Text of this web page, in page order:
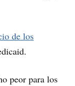
de los
peor para los